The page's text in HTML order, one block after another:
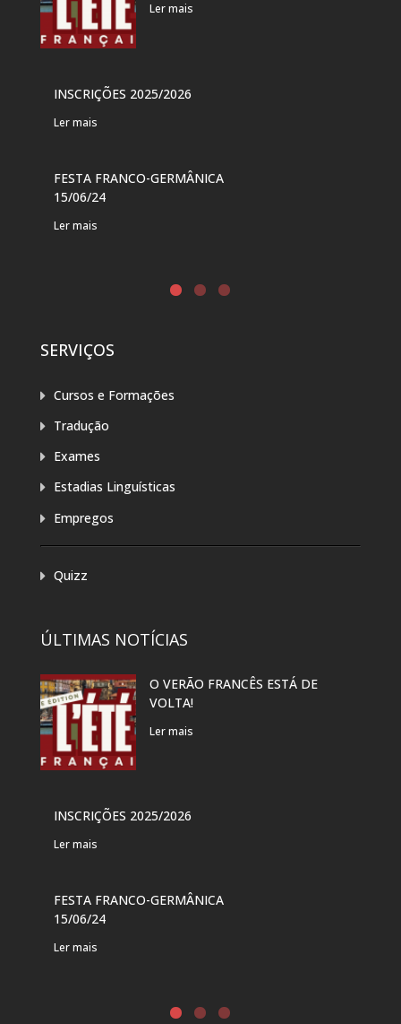
Ler mais
INSCRIÇÕES 2025/2026
Ler mais
FESTA FRANCO-GERMÂNICA
15/06/24
Ler mais
SERVIÇOS
Cursos e Formações
Tradução
Exames
Estadias Linguísticas
Empregos
Quizz
ÚLTIMAS NOTÍCIAS
O VERÃO FRANCÊS ESTÁ DE
VOLTA!
Ler mais
INSCRIÇÕES 2025/2026
Ler mais
FESTA FRANCO-GERMÂNICA
15/06/24
Ler mais